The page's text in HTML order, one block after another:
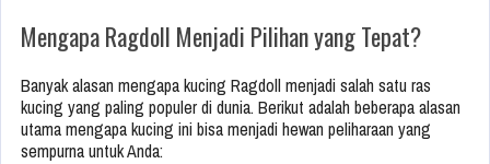
Mengapa Ragdoll Menjadi Pilihan yang Tepat?
Banyak alasan mengapa kucing Ragdoll menjadi salah satu ras
kucing yang paling populer di dunia. Berikut adalah beberapa alasan
utama mengapa kucing ini bisa menjadi hewan peliharaan yang
sempurna untuk Anda: